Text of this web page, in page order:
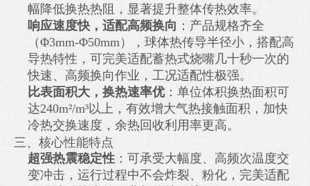
幅降低换热热阻，显著提升整体传热效率。
响应速度快，适配高频换向 ：产品规格齐全
（Φ3mm-Φ50mm），球体热传导半径小，搭配高
导热特性，可完美适配蓄热式烧嘴几十秒一次的
快速、高频换向作业，工况适配性极强。
比表面积大，换热速率优：单位体积换热面积可
达240m²/m³以上，有效增大气热接触面积，加快
冷热交换速度，余热回收利用率更高。
三、核心性能特点
超强热震稳定性 ：可承受大幅度、高频次温度交
变冲击，运行过程中不会炸裂、粉化，完美适配